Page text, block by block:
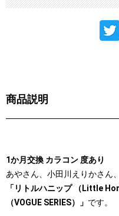
商品説明
1か月交換 カラコン 度あり
あやさん、小田川えりかさん
「リトルハニップ （Little
（VOGUE SERIES）」 です。